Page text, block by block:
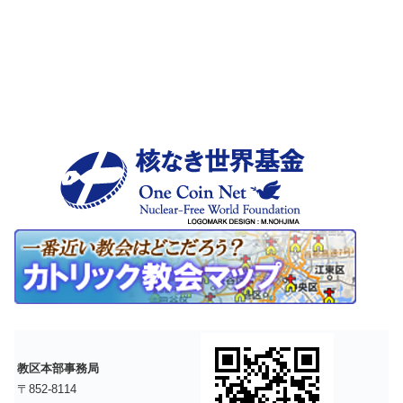
教区本部事務局
〒852-8114